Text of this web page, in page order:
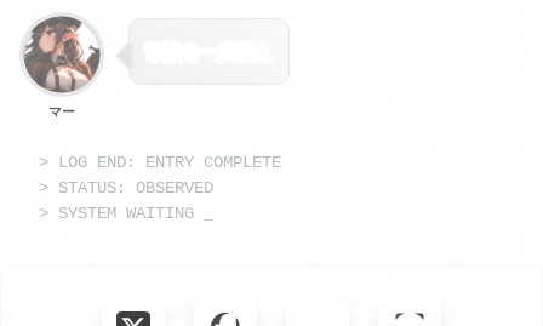
マー
> LOG END: ENTRY COMPLETE
> STATUS: OBSERVED
> SYSTEM WAITING